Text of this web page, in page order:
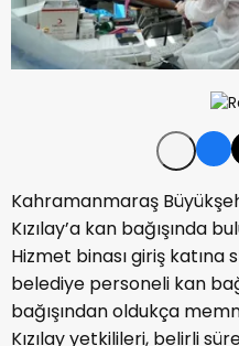
Kahramanmaraş
Kızılay’a kan bağışında
Hizmet binası giriş katına
belediye personeli kan
bağışından oldukça
Kızılay yetkilileri, belirli